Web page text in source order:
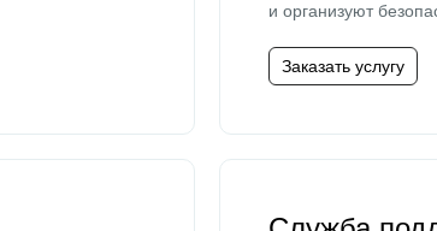
и организуют
Заказать услугу